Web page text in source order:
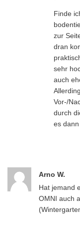
Finde
zur
dran
sehr
auch
Vor-/
durch
es
Arno W.
Hat jemand
OMNI auch